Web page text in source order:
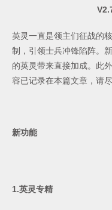
英灵一直是领主们征战的
制，引领士兵冲锋陷阵。
的英灵带来直接加成。此
容已记录在本篇文章，请
新功能
1.英灵专精